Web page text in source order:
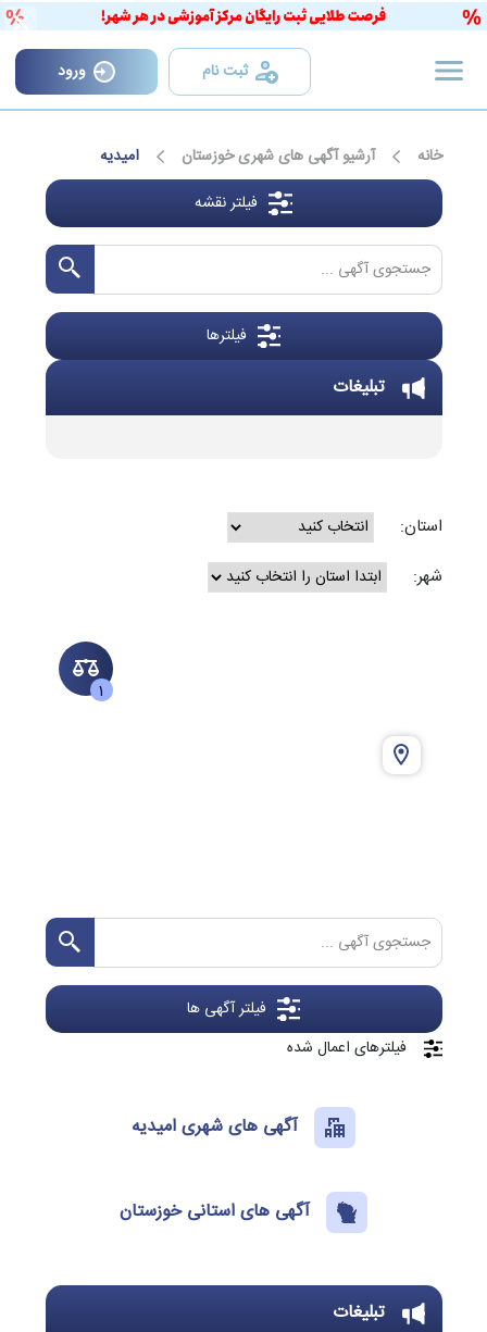
×
ثبت نام ورود
خانه آرشیو آگهی های شهری خوزستان
امیدیه
فیلتر نقشه
فیلترها
تبلیغات
استان:
شهر:
1
فیلتر آگهی ها
فیلترهای اعمال شده
آگهی های شهری امیدیه
آگهی های استانی خوزستان
تبلیغات